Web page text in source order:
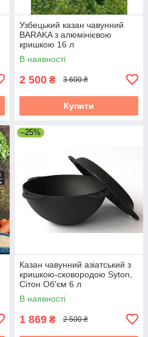
Узбецький казан чавунний
BARAKA з алюмінієвою
кришкою 16 л
В наявності
2 500 ₴ 3 600 ₴
Купити
–25%
Казан чавунний азіатський з
кришкою-сковородою Syton,
Сітон Об'єм 6 л
В наявності
1 869 ₴ 2 500 ₴